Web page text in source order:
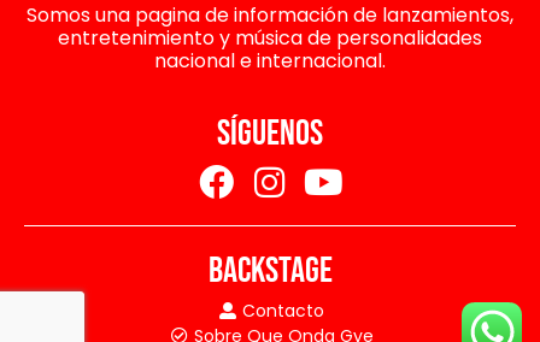
Somos una pagina de información de lanzamientos,
entretenimiento y música de personalidades
nacional e internacional.
SÍGUENOS
BACKSTAGE
Contacto
Sobre Que Onda Gye